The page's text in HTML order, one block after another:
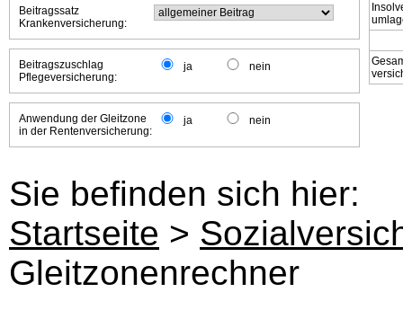
Beitragssatz
Krankenversicherung:
Beitragszuschlag
Pflegeversicherung:
ja nein
Anwendung der Gleitzone
in der Rentenversicherung:
ja nein
Sie befinden sich hier:
Startseite >
Gleitzonenrechner